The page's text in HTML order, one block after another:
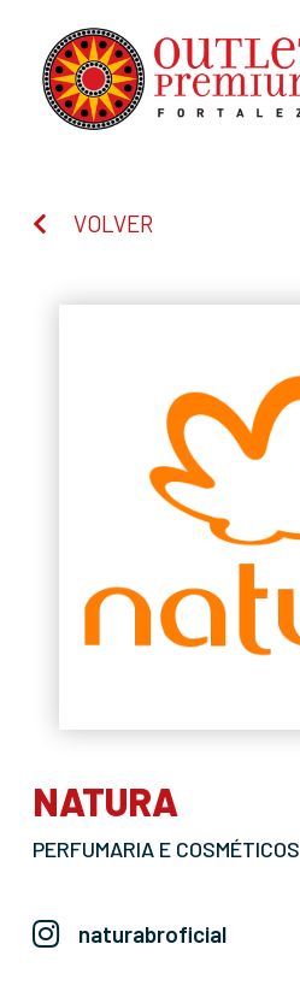
VOLVER
NATURA
PERFUMARIA E COSMÉTICOS
naturabroficial